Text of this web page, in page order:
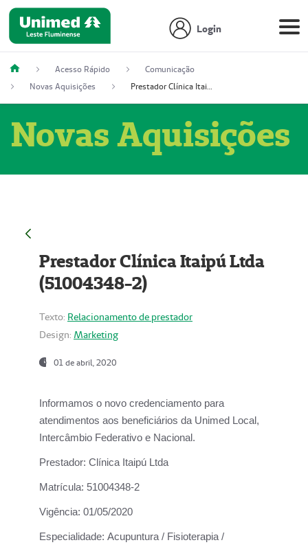
Login
Acesso Rápido
Comunicação
Novas Aquisições
Prestador Clínica Itaipú Ltda (51004348-2)
Novas Aquisições
Prestador Clínica Itaipú Ltda
(51004348-2)
Texto: Relacionamento de prestador
Design: Marketing
01 de abril, 2020
Informamos o novo credenciamento para
atendimentos aos beneficiários da Unimed Local,
Intercâmbio Federativo e Nacional.
Prestador: Clínica Itaipú Ltda
Matrícula: 51004348-2
Vigência: 01/05/2020
Especialidade: Acupuntura / Fisioterapia /